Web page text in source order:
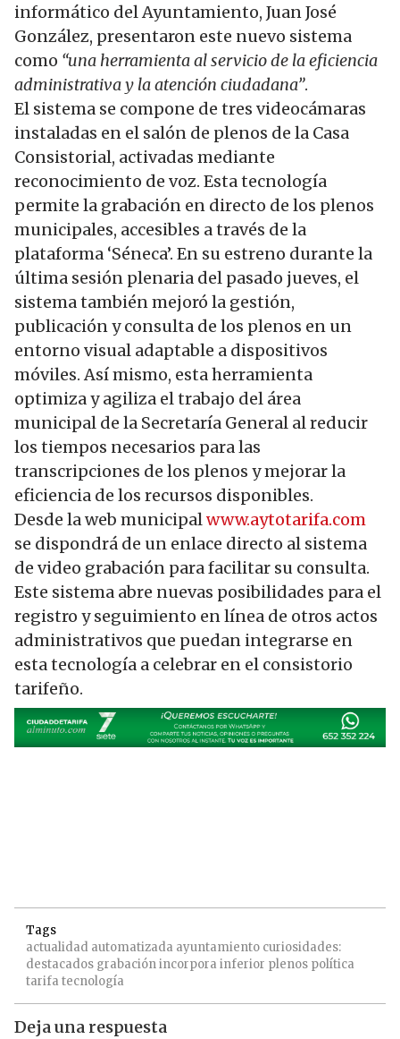
informático del Ayuntamiento, Juan José
González, presentaron este nuevo sistema
como “una herramienta al servicio de la eficiencia
administrativa y la atención ciudadana”.
El sistema se compone de tres videocámaras
instaladas en el salón de plenos de la Casa
Consistorial, activadas mediante
reconocimiento de voz. Esta tecnología
permite la grabación en directo de los plenos
municipales, accesibles a través de la
plataforma ‘Séneca’. En su estreno durante la
última sesión plenaria del pasado jueves, el
sistema también mejoró la gestión,
publicación y consulta de los plenos en un
entorno visual adaptable a dispositivos
móviles. Así mismo, esta herramienta
optimiza y agiliza el trabajo del área
municipal de la Secretaría General al reducir
los tiempos necesarios para las
transcripciones de los plenos y mejorar la
eficiencia de los recursos disponibles.
Desde la web municipalwww.aytotarifa.com
se dispondrá de un enlace directo al sistema
de video grabación para facilitar su consulta.
Este sistema abre nuevas posibilidades para el
registro y seguimiento en línea de otros actos
administrativos que puedan integrarse en
esta tecnología a celebrar en el consistorio
tarifeño.
Tags
actualidad automatizada ayuntamiento curiosidades:
destacados grabaciónincorpora inferior plenos política
tarifa tecnología
Deja una respuesta